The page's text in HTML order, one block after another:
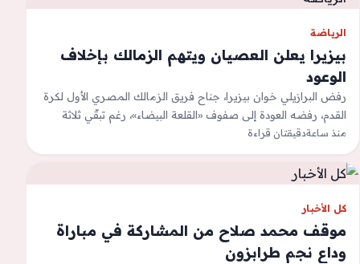
الرياضة
بيزيرا يعلن العصيان ويتهم الزمالك بإخلاف
الوعود
رفض البرازيلي خوان بيزيرا، جناح فريق الزمالك المصري الأول لكرة
القدم، رفضه العودة إلى صفوف «القلعة البيضاء»، رغم تبقّي ثلاثة
مواسم على…
منذ ساعةدقيقتان قراءة
كل الأخبار
موقف محمد صلاح من المشاركة في مباراة
وداع نجم طرابزون